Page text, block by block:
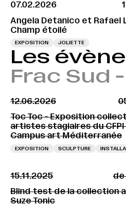
07.02.2026
Angela Detanico et Rafael
Champ étoilé
EXPOSITION JOLIETTE
Les
Frac Sud
12.06.2026
Toc Toc - Exposition
artistes stagiaires du CFPI
Campus art Méditerranée
EXPOSITION SCULPTURE
15.11.2025
de
Blind test de la collection
Suze Tonic